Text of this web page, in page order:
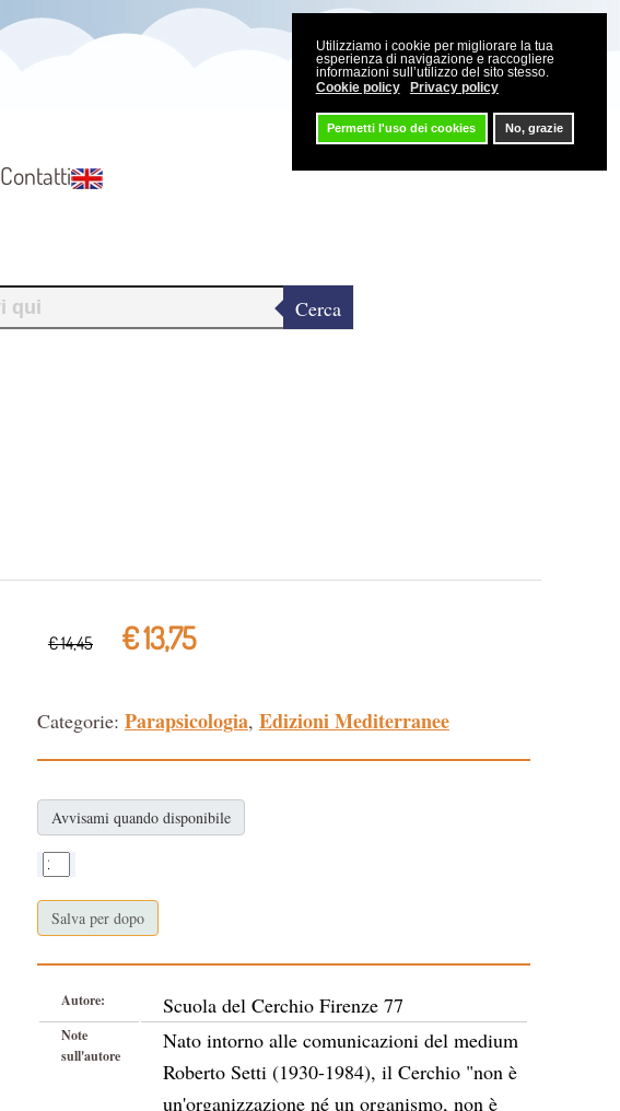
Utilizziamo i cookie per migliorare la tua
esperienza di navigazione e raccogliere
informazioni sull’utilizzo del sito stesso.
Cookie policy
Privacy policy
Permetti l'uso dei cookies No, grazie
Contatti
Cerca
€ 14,45 € 13,75
Categorie: Parapsicologia, Edizioni Mediterranee
Avvisami quando disponibile
Salva per dopo
Autore: Scuola del Cerchio Firenze 77
Note
sull'autore
Nato intorno alle comunicazioni del medium
Roberto Setti (1930-1984), il Cerchio "non è
un'organizzazione né un organismo, non è